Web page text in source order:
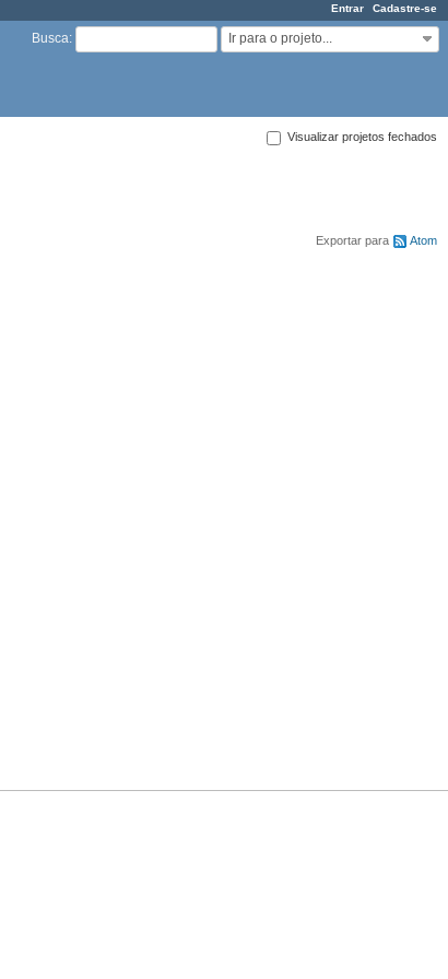
Entrar Cadastre-se
Busca: Ir para o projeto...
Visualizar projetos fechados
Exportar para Atom